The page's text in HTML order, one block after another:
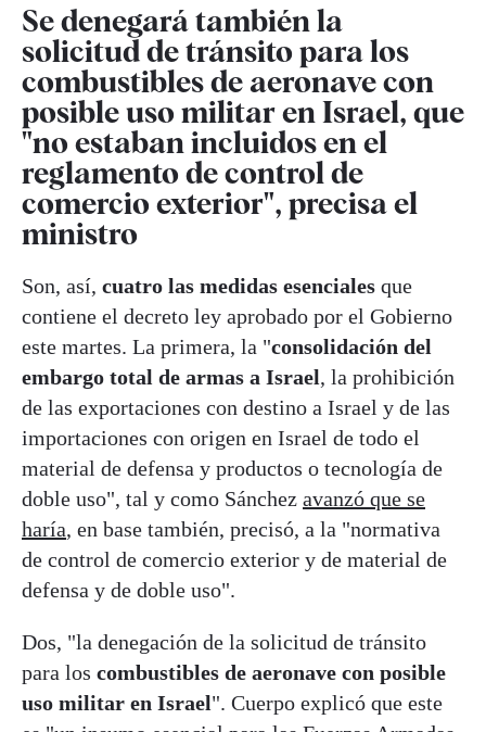
Se denegará también la
solicitud de tránsito para los
combustibles de aeronave con
posible uso militar en Israel, que
"no estaban incluidos en el
reglamento de control de
comercio exterior", precisa el
ministro
Son, así, cuatro las medidas esenciales que
contiene el decreto ley aprobado por el Gobierno
este martes. La primera, la "consolidación del
embargo total de armas a Israel, la prohibición
de las exportaciones con destino a Israel y de las
importaciones con origen en Israel de todo el
material de defensa y productos o tecnología de
doble uso", tal y como Sánchez avanzó que se
haría, en base también, precisó, a la "normativa
de control de comercio exterior y de material de
defensa y de doble uso".
Dos, "la denegación de la solicitud de tránsito
para los combustibles de aeronave con posible
uso militar en Israel". Cuerpo explicó que este